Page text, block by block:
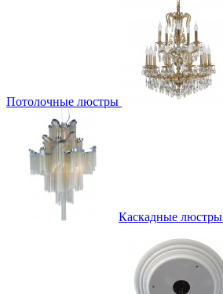
Потолочные люстры
Каскадные люстры